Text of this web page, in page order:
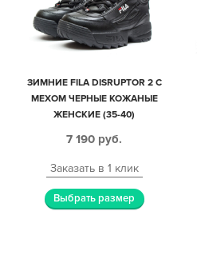
ЗИМНИЕ FILA DISRUPTOR 2 С
МЕХОМ ЧЕРНЫЕ КОЖАНЫЕ
ЖЕНСКИЕ (35-40)
7 190 руб.
Заказать в 1 клик
Выбрать размер